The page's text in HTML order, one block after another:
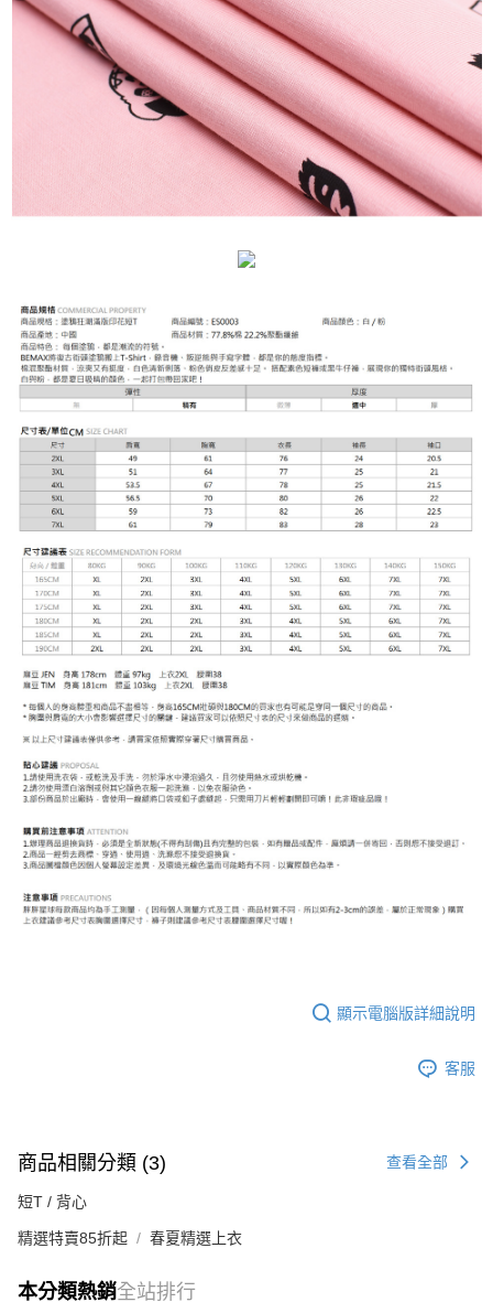
顯示電腦版詳細說明
客服
商品相關分類 (3) 查看全部
短T / 背心
精選特賣85折起 春夏精選上衣
本分類熱銷全站排行